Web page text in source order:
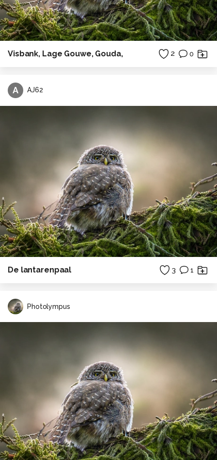
Visbank, Lage Gouwe, Gouda, 2 0
A AJ62
De lantarenpaal 3 1
Photolympus